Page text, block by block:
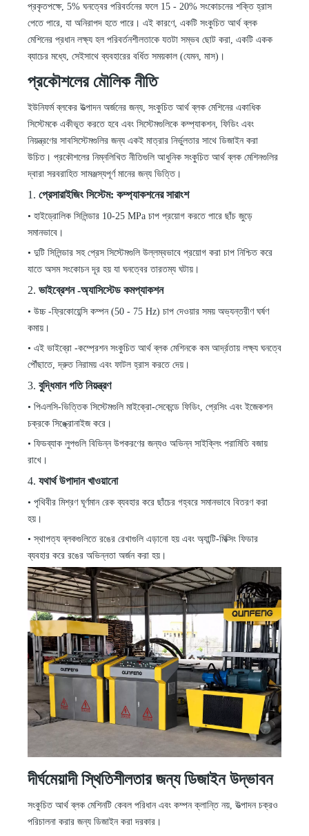
প্রকৃতপক্ষে, 5% ঘনত্বের পরিবর্তনের ফলে 15 - 20% সংকোচনের শক্তি হ্রাস
পেতে পারে, যা অনিরাপদ হতে পারে। এই কারণে, একটি সংকুচিত আর্থ ব্লক
মেশিনের প্রধান লক্ষ্য হল পরিবর্তনশীলতাকে যতটা সম্ভব ছোট করা, একটি একক
ব্যাচের মধ্যে, সেইসাথে ব্যবহারের বর্ধিত সময়কাল (যেমন, মাস)।
প্রকৌশলের মৌলিক নীতি
ইউনিফর্ম ব্লকের উত্পাদন অর্জনের জন্য, সংকুচিত আর্থ ব্লক মেশিনের একাধিক
সিস্টেমকে একীভূত করতে হবে এবং সিস্টেমগুলিকে কম্প্যাকশন, ফিডিং এবং
নিয়ন্ত্রণের সাবসিস্টেমগুলির জন্য একই মাত্রার নির্ভুলতার সাথে ডিজাইন করা
উচিত। প্রকৌশলের নিম্নলিখিত নীতিগুলি আধুনিক সংকুচিত আর্থ ব্লক মেশিনগুলির
দ্বারা সরবরাহিত সামঞ্জস্যপূর্ণ মানের জন্য ভিত্তি।
1. প্রেসারাইজিং সিস্টেম: কম্প্যাকশনের সারাংশ
• হাইড্রোলিক সিলিন্ডার 10-25 MPa চাপ প্রয়োগ করতে পারে ছাঁচ জুড়ে
সমানভাবে।
• দুটি সিলিন্ডার সহ প্রেস সিস্টেমগুলি উল্লম্বভাবে প্রয়োগ করা চাপ নিশ্চিত করে
যাতে অসম সংকোচন দূর হয় যা ঘনত্বের তারতম্য ঘটায়।
2. ভাইব্রেশন-অ্যাসিস্টেড কমপ্যাকশন
• উচ্চ -ফ্রিকোয়েন্সি কম্পন (50 - 75 Hz) চাপ দেওয়ার সময় অভ্যন্তরীণ ঘর্ষণ
কমায়।
• এই ভাইব্রো -কম্প্রেশন সংকুচিত আর্থ ব্লক মেশিনকে কম আর্দ্রতায় লক্ষ্য ঘনত্বে
পৌঁছাতে, দ্রুত নিরাময় এবং ফাটল হ্রাস করতে দেয়।
3. বুদ্ধিমান গতি নিয়ন্ত্রণ
• পিএলসি-ভিত্তিক সিস্টেমগুলি মাইক্রো-সেকেন্ডে ফিডিং, প্রেসিং এবং ইজেকশন
চক্রকে সিঙ্ক্রোনাইজ করে।
• ফিডব্যাক লুপগুলি বিভিন্ন উপকরণের জন্যও অভিন্ন সাইক্লিং পরামিতি বজায়
রাখে।
4. যথার্থ উপাদান খাওয়ানো
• পৃথিবীর মিশ্রণ ঘূর্ণমান রেক ব্যবহার করে ছাঁচের গহ্বরে সমানভাবে বিতরণ করা
হয়।
•স্থাপত্য ব্লকগুলিতে রঙের রেখাগুলি এড়ানো হয় এবং অ্যান্টি-মিক্সিং ফিডার
ব্যবহার করে রঙের অভিন্নতা অর্জন করা হয়।
দীর্ঘমেয়াদী স্থিতিশীলতার জন্য ডিজাইন উদ্ভাবন
সংকুচিত আর্থ ব্লক মেশিনটি কেবল পরিধান এবং কম্পন ক্লান্তি নয়, উত্পাদন চক্রও
পরিচালনা করার জন্য ডিজাইন করা দরকার।